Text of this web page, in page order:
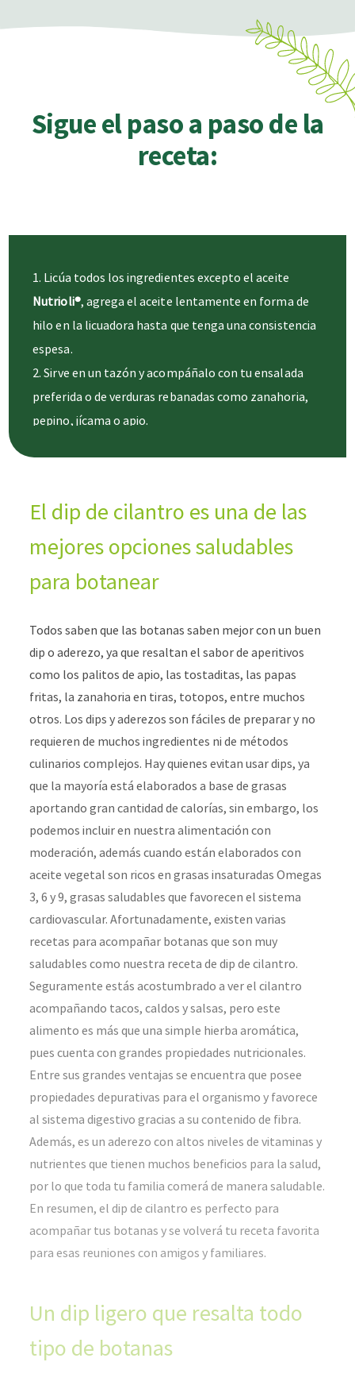
Sigue el paso a paso de la
receta:
Licúa todos los ingredientes excepto el aceite
Nutrioli®, agrega el aceite lentamente en forma de
hilo en la licuadora hasta que tenga una consistencia
espesa.
Sirve en un tazón y acompáñalo con tu ensalada
preferida o de verduras rebanadas como zanahoria,
pepino, jícama o apio.
El dip de cilantro es una de las
mejores opciones saludables
para botanear
Todos saben que las botanas saben mejor con un buen
dip o aderezo, ya que resaltan el sabor de aperitivos
como los palitos de apio, las tostaditas, las papas
fritas, la zanahoria en tiras, totopos, entre muchos
otros. Los dips y aderezos son fáciles de preparar y no
requieren de muchos ingredientes ni de métodos
culinarios complejos. Hay quienes evitan usar dips, ya
que la mayoría está elaborados a base de grasas
aportando gran cantidad de calorías, sin embargo, los
podemos incluir en nuestra alimentación con
moderación, además cuando están elaborados con
aceite vegetal son ricos en grasas insaturadas Omegas
3, 6 y 9, grasas saludables que favorecen el sistema
cardiovascular. Afortunadamente, existen varias
recetas para acompañar botanas que son muy
saludables como nuestra receta de dip de cilantro.
Seguramente estás acostumbrado a ver el cilantro
acompañando tacos, caldos y salsas, pero este
alimento es más que una simple hierba aromática,
pues cuenta con grandes propiedades nutricionales.
Entre sus grandes ventajas se encuentra que posee
propiedades depurativas para el organismo y favorece
al sistema digestivo gracias a su contenido de fibra.
Además, es un aderezo con altos niveles de vitaminas y
nutrientes que tienen muchos beneficios para la salud,
por lo que toda tu familia comerá de manera saludable.
En resumen, el dip de cilantro es perfecto para
acompañar tus botanas y se volverá tu receta favorita
para esas reuniones con amigos y familiares.
Un dip ligero que resalta todo
tipo de botanas